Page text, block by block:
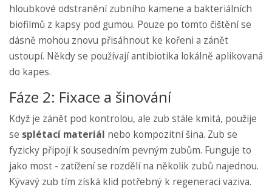
hloubkové odstranění zubního kamene a bakteriálních
biofilmů z kapsy pod gumou. Pouze po tomto čištění se
dásně mohou znovu přisáhnout ke kořeni a zánět
ustoupí. Někdy se používají antibiotika lokálně aplikovaná
do kapes.
Fáze 2: Fixace a šinování
Když je zánět pod kontrolou, ale zub stále kmitá, použije
se splétací materiál nebo kompozitní šina. Zub se
fyzicky připojí k sousedním pevným zubům. Funguje to
jako most - zatížení se rozdělí na několik zubů najednou.
Kývavý zub tím získá klid potřebný k regeneraci vaziva.